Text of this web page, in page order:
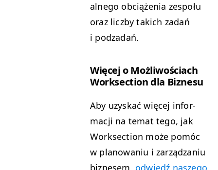
al­nego obciąże­nia zespołu
oraz licz­by takich zadań
i podzadań.
Więcej o Możli­woś­ci­ach
Work­sec­tion dla Biznesu
Aby uzyskać więcej infor­
ma­cji na tem­at tego, jak
Work­sec­tion może pomóc
w planowa­niu i zarządza­niu